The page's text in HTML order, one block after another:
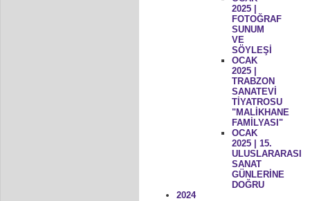
2025 |
FOTOĞRAF
SUNUM
VE
SÖYLEŞİ
OCAK
2025 |
TRABZON
SANATEVİ
TİYATROSU
"MALİKHANE
FAMİLYASI"
OCAK
2025 | 15.
ULUSLARARASI
SANAT
GÜNLERİNE
DOĞRU
2024